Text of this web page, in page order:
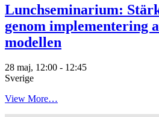
Lunchseminarium:
genom implementering
modellen
28 maj, 12:00 - 12:45
Sverige
View More…